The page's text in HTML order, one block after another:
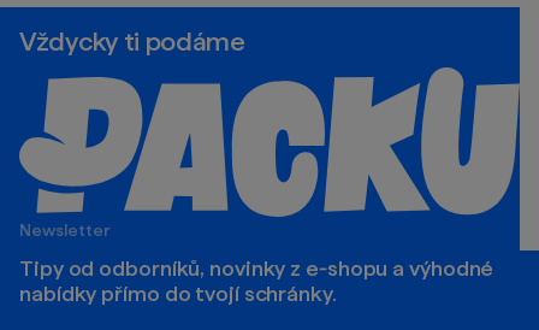
Vždycky ti podáme
Newsletter
Tipy od odborníků, novinky z e‑shopu a výhodné
nabídky přímo do tvojí schránky.